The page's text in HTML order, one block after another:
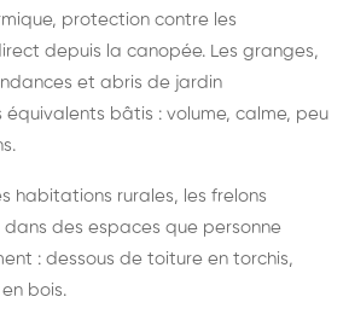
protection contre les
depuis la canopée. Les granges,
et abris de jardin
bâtis : volume, calme, peu
habitations rurales, les frelons
dans des espaces que personne
: dessous de toiture en torchis,
bois.